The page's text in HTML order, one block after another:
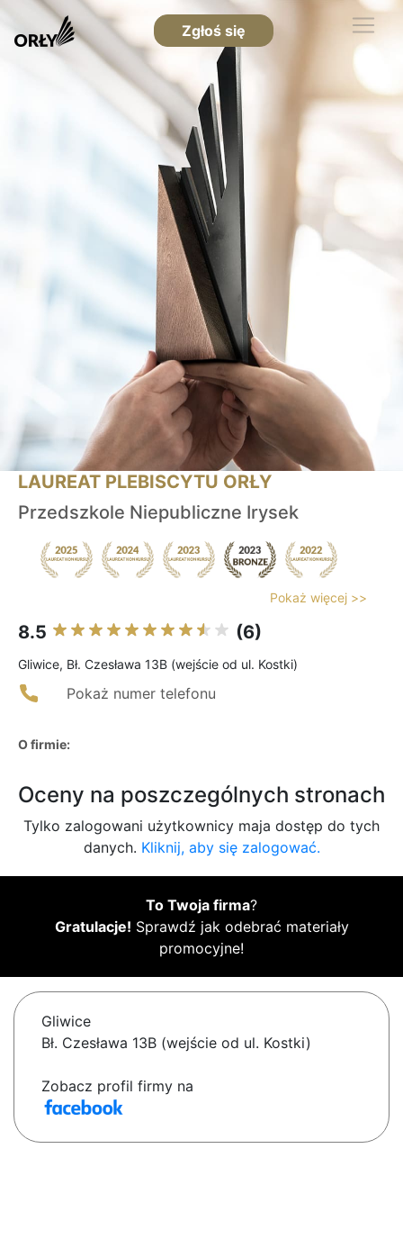
Zgłoś się
LAUREAT PLEBISCYTU ORŁY
Przedszkole Niepubliczne Irysek
Pokaż więcej >>
8.5 (6)
Gliwice, Bł. Czesława 13B (wejście od ul. Kostki)
Pokaż numer telefonu
O firmie:
Oceny na poszczególnych stronach
Tylko zalogowani użytkownicy maja dostęp do tych
danych. Kliknij, aby się zalogować.
To Twoja firma?
Gratulacje! Sprawdź jak odebrać materiały
promocyjne!
Gliwice
Bł. Czesława 13B (wejście od ul. Kostki)
Zobacz profil firmy na